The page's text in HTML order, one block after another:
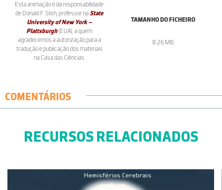
Esta animação é da responsabilidade
de Donald F. Slish, professor naState
University of New York –
Plattsburgh(EUA), a quem
agradecemos a autorização para a
tradução e publicação dos materiais
na Casa das Ciências.
TAMANHO DO FICHEIRO
8.26 MB
COMENTÁRIOS
RECURSOS RELACIONADOS